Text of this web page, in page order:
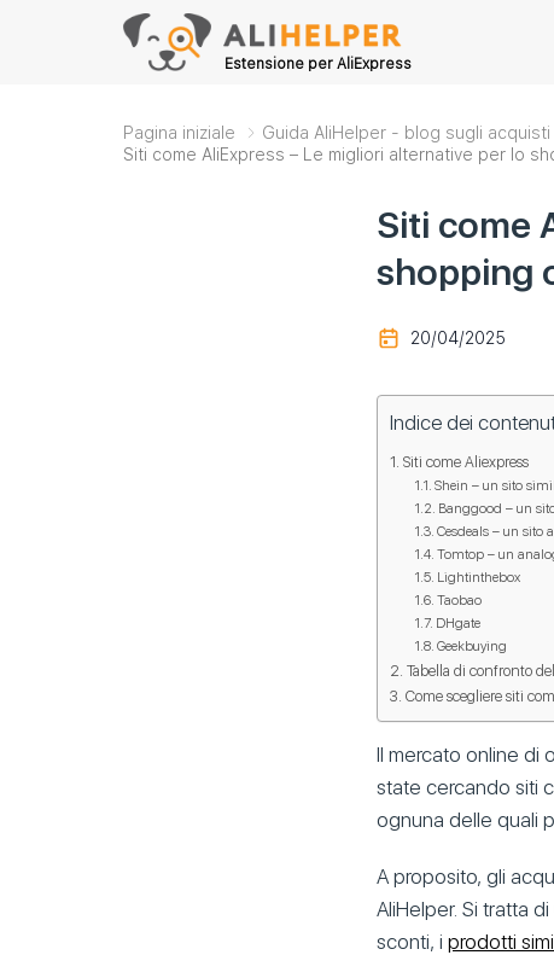
Estensione per AliExpress
Pagina iniziale Guida AliHelper - blog sugli acquisti
Siti come AliExpress – Le migliori alternative per lo
Siti come
shopping
20/04/2025
Indice dei
Siti come Aliexpress
Shein – un sito
Banggood – un
Cesdeals – un sito
Tomtop – un
Lightinthebox
Taobao
DHgate
Geekbuying
Tabella di confronto
Come scegliere siti
Il mercato online di
state cercando siti
ognuna delle quali
A proposito, gli
AliHelper. Si tratta
sconti, i prodotti